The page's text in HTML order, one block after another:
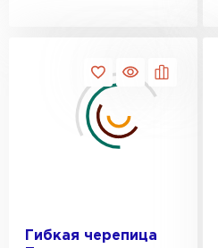
Гибкая черепица